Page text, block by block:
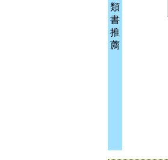
類
書
推
薦